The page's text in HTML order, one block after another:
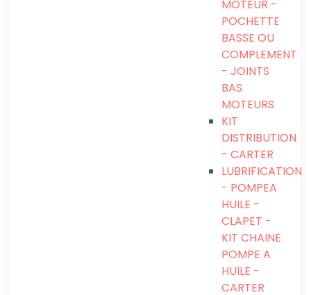
MOTEUR -
POCHETTE
BASSE OU
COMPLEMENT
- JOINTS
BAS
MOTEURS
KIT
DISTRIBUTION
- CARTER
LUBRIFICATION
- POMPEA
HUILE -
CLAPET -
KIT CHAINE
POMPE A
HUILE -
CARTER